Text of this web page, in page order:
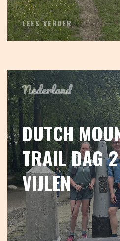
LEES VERDER
Nederland
DUTCH
TRAIL DAG
VIJLEN